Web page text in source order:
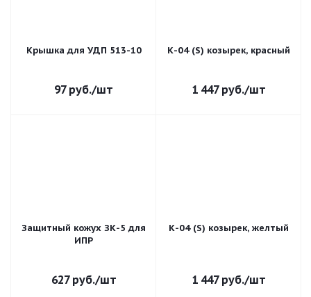
Крышка для УДП 513-10
97руб./шт
К-04 (S) козырек, красный
1 447руб./шт
Защитный кожух ЗК-5 для
ИПР
627руб./шт
К-04 (S) козырек, желтый
1 447руб./шт